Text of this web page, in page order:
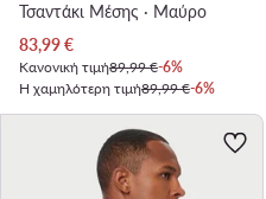
Τσαντάκι Μέσης · Μαύρο
Τρέχουσα τιμή
83,99€
Κανονική τιμή89,99 €-6%
Η χαμηλότερη τιμή89,99 €-6%